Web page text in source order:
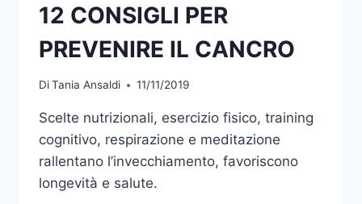
12 CONSIGLI PER
PREVENIRE IL CANCRO
DiTania Ansaldi 11/11/2019
Scelte nutrizionali, esercizio fisico, training
cognitivo, respirazione e meditazione
rallentano l’invecchiamento, favoriscono
longevità e salute.